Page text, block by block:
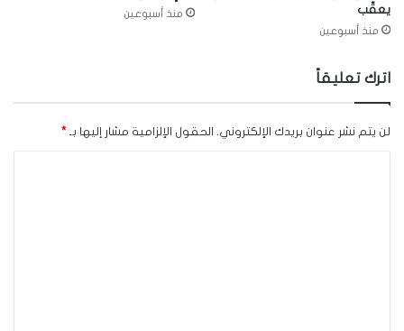
يعقّب
منذ أسبوعين
منذ أسبوعين
اترك تعليقاً
لن يتم نشر عنوان بريدك الإلكتروني. الحقول الإلزامية مشار إليها بـ *